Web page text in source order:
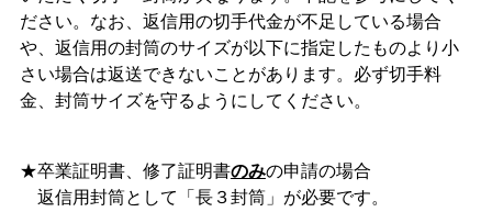
ださい。なお、返信用の切手代金が不足している場合
や、返信用の封筒のサイズが以下に指定したものより小
さい場合は返送できないことがあります。必ず切手料
金、封筒サイズを守るようにしてください。
★卒業証明書、修了証明書のみの申請の場合
返信用封筒として「長３封筒」が必要です。